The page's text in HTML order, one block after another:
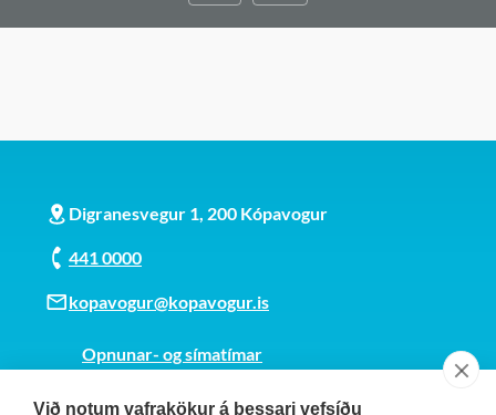
Við notum vafrakökur á þessari vefsíðu
Digranesvegur 1, 200 Kópavogur
441 0000
kopavogur@kopavogur.is
Opnunar- og símatímar